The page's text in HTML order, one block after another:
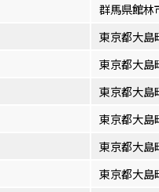
群馬県館林
東京都大島
東京都大島
東京都大島
東京都大島
東京都大島
東京都大島